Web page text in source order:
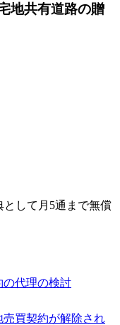
地共有道路の贈
として月5通まで無償
の代理の検討
買契約が解除され